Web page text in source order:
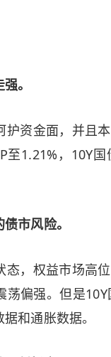
。
资金面，并且
1.21%，10Y
市风险。
，权益市场高
偏强。但是
和通胀数据。